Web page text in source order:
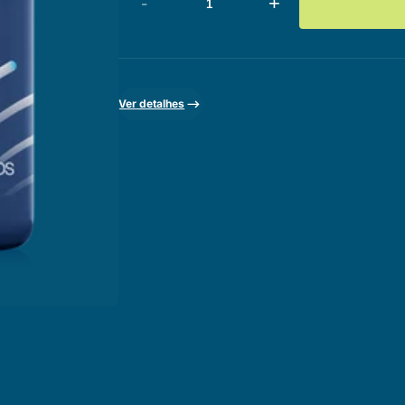
Ver detalhes